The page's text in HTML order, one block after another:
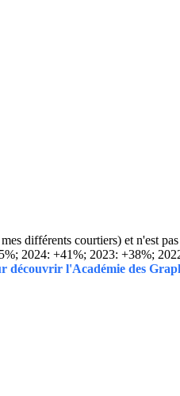
différents courtiers) et n'est
2024: +41%; 2023: +38%;
découvrir l'Académie des